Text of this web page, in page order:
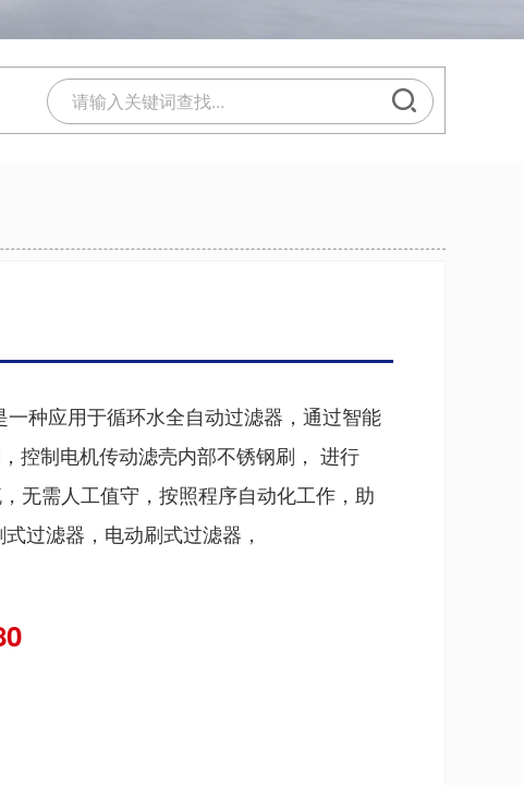
种应用于循环水全自动过滤器，通过智能
控制电机传动滤壳内部不锈钢刷， 进行
无需人工值守，按照程序自动化工作，助
过滤器，电动刷式过滤器，